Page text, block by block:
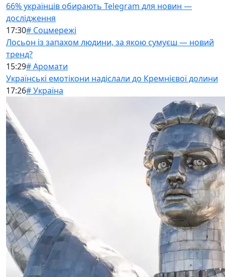
66% українців обирають Telegram для новин —
дослідження
17:30# Соцмережі
Лосьон із запахом людини, за якою сумуєш — новий
тренд?
15:29# Аромати
Українські емотікони надіслали до Кремнієвої долини
17:26# Україна